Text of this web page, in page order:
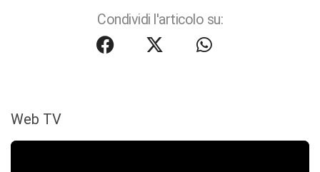
Condividi l'articolo su:
Web TV